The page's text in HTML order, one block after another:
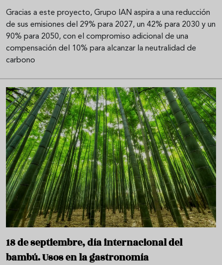
Gracias a este proyecto, Grupo IAN aspira a una reducción
de sus emisiones del 29% para 2027, un 42% para 2030 y un
90% para 2050, con el compromiso adicional de una
compensación del 10% para alcanzar la neutralidad de
carbono
18 de septiembre, día internacional del
bambú. Usos en la gastronomía